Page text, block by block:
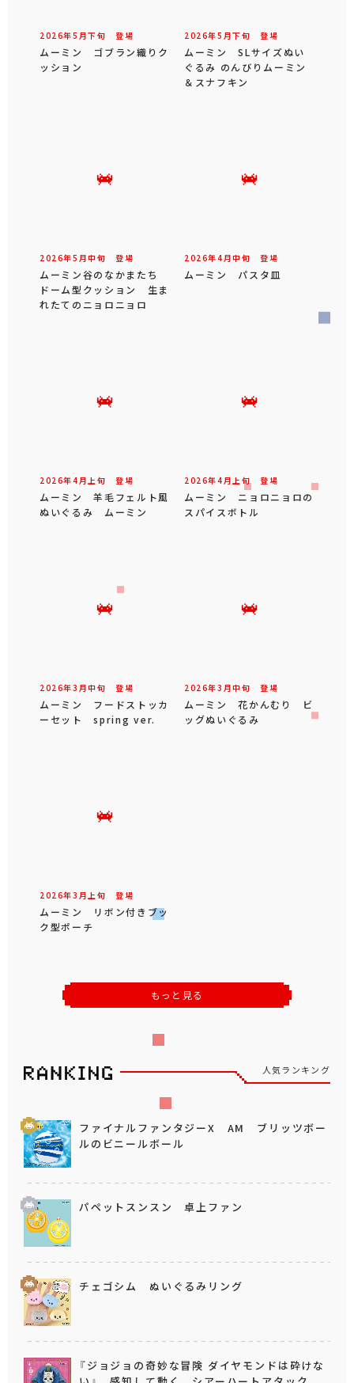
2026年5 月下旬 登場
ムーミン ゴブラン織りク
ッション
2026年5 月下旬 登場
ムーミン SLサイズぬい
ぐるみ のんびりムーミン
＆スナフキン
2026年5 月中旬 登場
ムーミン谷のなかまたち
ドーム型クッション 生ま
れたてのニョロニョロ
2026年4 月中旬 登場
ムーミン パスタ皿
2026年4 月 上旬 登場
ムーミン 羊毛フェルト風
ぬいぐるみ ムーミン
2026年4 月 上旬 登場
ムーミン ニョロニョロの
スパイスボトル
2026年3 月中旬 登場
ムーミン フードストッカ
ーセット spring ver.
2026年3 月中旬 登場
ムーミン 花かんむり ビ
ッグぬいぐるみ
2026年3 月 上旬 登場
ムーミン リボン付きブッ
ク型ポーチ
もっと見る
人気ランキング
ファイナルファンタジーX AM ブリッツボー
ルのビニールボール
パペットスンスン 卓上ファン
チェゴシム ぬいぐるみリング
『ジョジョの奇妙な冒険 ダイヤモンドは砕けな